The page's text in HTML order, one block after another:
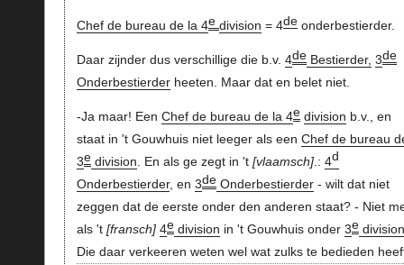
Chef de bureau de la 4e division = 4deonderbestierder.
Daar zijnder dus verschillige die b.v. 4deBestierder, 3de
Onderbestierderheeten. Maar dat en belet niet.
-Ja maar! Een Chef de bureau de la 4e division b.v., en
staat in 't Gouwhuis niet leeger als een Chef de bureau
3edivision. En als ge zegt in 't vlaamsch .: 4d
Onderbestierder, en 3deOnderbestierder- wilt dat niet
zeggen dat de eerste onder den anderen staat? - Niet
als 't fransch 4edivision in 't Gouwhuis onder 3edivision
Die daar verkeeren weten wel wat zulks te bedieden